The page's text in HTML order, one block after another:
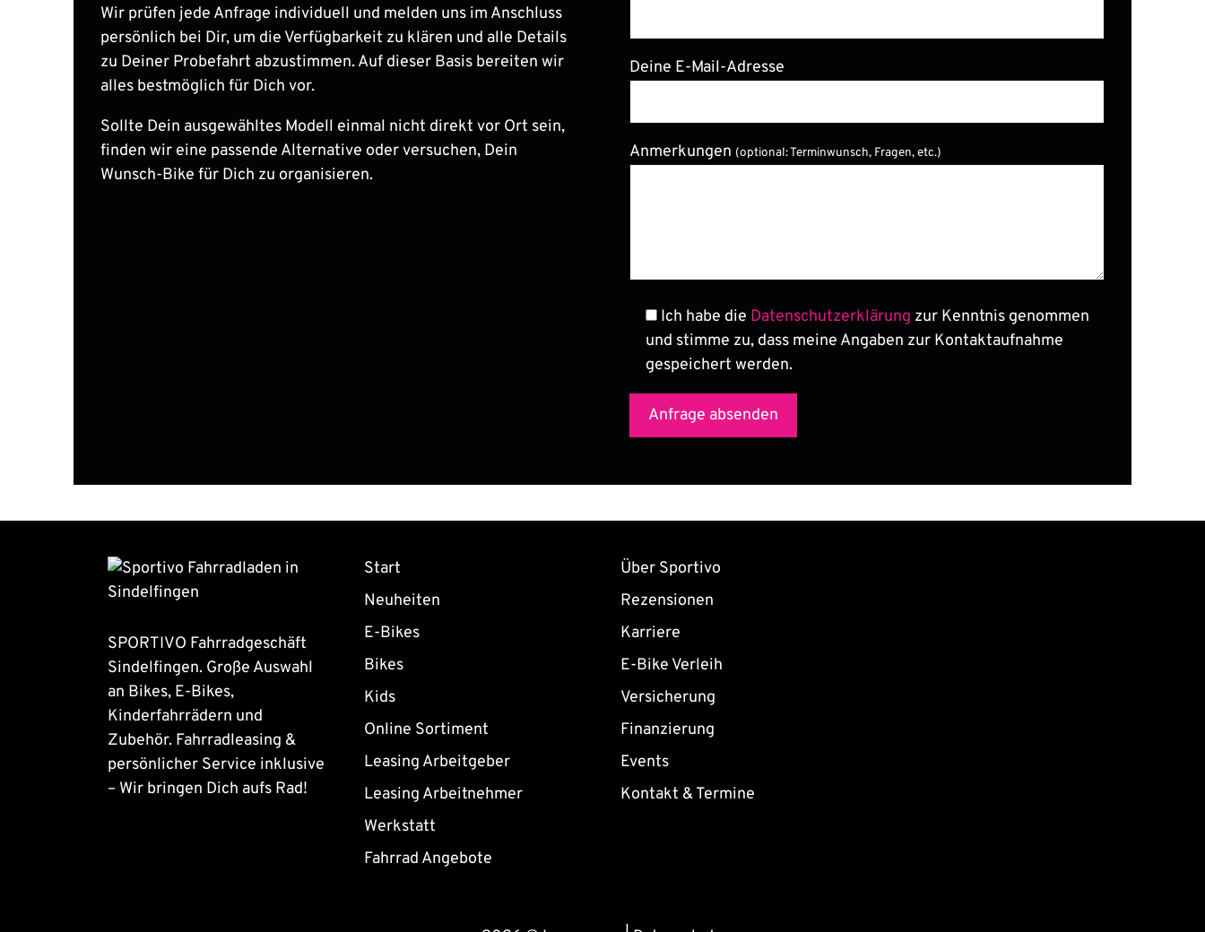
Wir prüfen jede Anfrage individuell und melden uns im Anschluss
persönlich bei Dir, um die Verfügbarkeit zu klären und alle Details
zu Deiner Probefahrt abzustimmen. Auf dieser Basis bereiten wir
alles bestmöglich für Dich vor.
Sollte Dein ausgewähltes Modell einmal nicht direkt vor Ort sein,
finden wir eine passende Alternative oder versuchen, Dein
Wunsch-Bike für Dich zu organisieren.
Deine E-Mail-Adresse
Bitte lasse dieses Feld leer.
Anmerkungen (optional: Terminwunsch, Fragen, etc.)
Ich habe die Datenschutzerklärung zur Kenntnis genommen
und stimme zu, dass meine Angaben zur Kontaktaufnahme
gespeichert werden.
SPORTIVO Fahrradgeschäft
Sindelfingen. Große Auswahl
an Bikes, E-Bikes,
Kinderfahrrädern und
Zubehör. Fahrradleasing &
persönlicher Service inklusive
– Wir bringen Dich aufs Rad!
Start
Neuheiten
E-Bikes
Bikes
Kids
Online Sortiment
Leasing Arbeitgeber
Leasing Arbeitnehmer
Werkstatt
Fahrrad Angebote
Über Sportivo
Rezensionen
Karriere
E-Bike Verleih
Versicherung
Finanzierung
Events
Kontakt & Termine